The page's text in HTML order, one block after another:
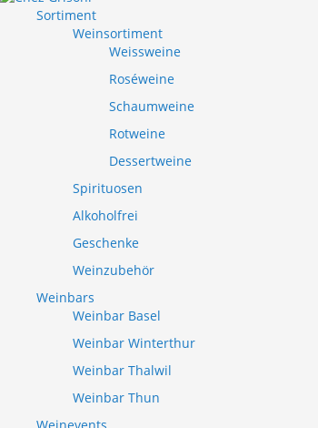
Sortiment
Weinsortiment
Weissweine
Roséweine
Schaumweine
Rotweine
Dessertweine
Spirituosen
Alkoholfrei
Geschenke
Weinzubehör
Weinbars
Weinbar Basel
Weinbar Winterthur
Weinbar Thalwil
Weinbar Thun